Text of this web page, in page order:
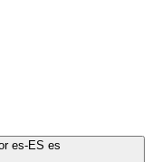
es